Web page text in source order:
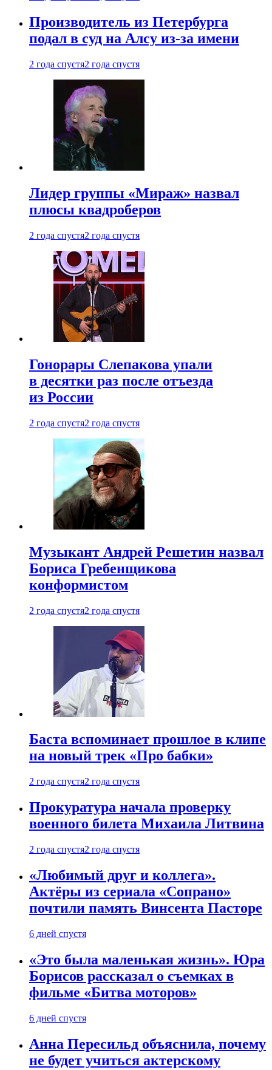
Производитель из Петербурга
подал в суд на Алсу из-за имени
2 года спустя2 года спустя
Лидер группы «Мираж» назвал
плюсы квадроберов
2 года спустя2 года спустя
Гонорары Слепакова упали
в десятки раз после отъезда
из России
2 года спустя2 года спустя
Музыкант Андрей Решетин назвал
Бориса Гребенщикова
конформистом
2 года спустя2 года спустя
Баста вспоминает прошлое в клипе
на новый трек «Про бабки»
2 года спустя2 года спустя
Прокуратура начала проверку
военного билета Михаила Литвина
2 года спустя2 года спустя
«Любимый друг и коллега».
Актёры из сериала «Сопрано»
почтили память Винсента Пасторе
6 дней спустя
«Это была маленькая жизнь». Юра
Борисов рассказал о съемках в
фильме «Битва моторов»
6 дней спустя
Анна Пересильд объяснила, почему
не будет учиться актерскому